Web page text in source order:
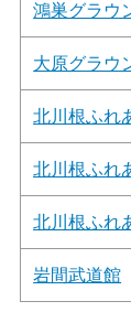
鴻巣グラ
大原グラウ
北川根ふ
北川根ふれ
北川根ふれ
岩間武道館